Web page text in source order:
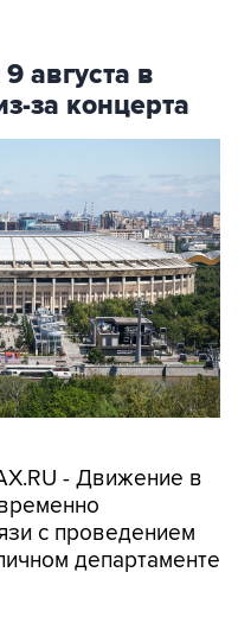
августа в
за концерта
- Движение в
с проведением
департаменте